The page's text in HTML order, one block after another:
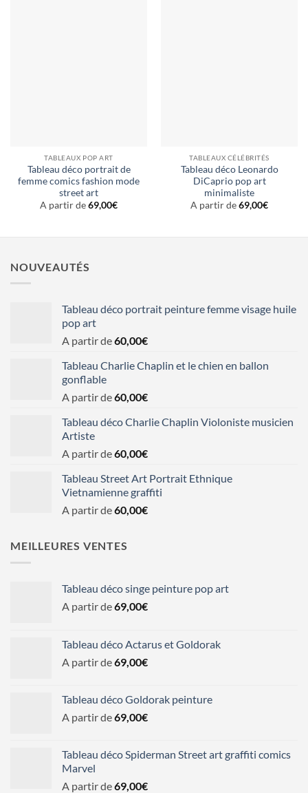
TABLEAUX POP ART
Tableau déco portrait de
femme comics fashion mode
street art
A partir de69,00€
TABLEAUX CÉLÉBRITÉS
Tableau déco Leonardo
DiCaprio pop art
minimaliste
A partir de69,00€
NOUVEAUTÉS
Tableau déco portrait peinture femme visage huile
pop art
A partir de60,00€
Tableau Charlie Chaplin et le chien en ballon
gonflable
A partir de60,00€
Tableau déco Charlie Chaplin Violoniste musicien
Artiste
A partir de60,00€
Tableau Street Art Portrait Ethnique
Vietnamienne graffiti
A partir de60,00€
MEILLEURES VENTES
Tableau déco singe peinture pop art
A partir de69,00€
Tableau déco Actarus et Goldorak
A partir de69,00€
Tableau déco Goldorak peinture
A partir de69,00€
Tableau déco Spiderman Street art graffiti comics
Marvel
A partir de69,00€